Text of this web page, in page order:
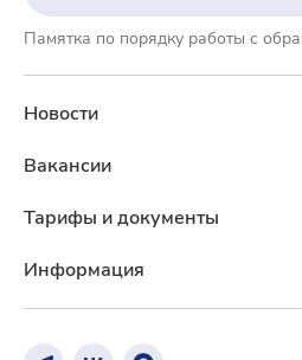
Памятка по порядку работы с
Новости
Вакансии
Тарифы и документы
Информация